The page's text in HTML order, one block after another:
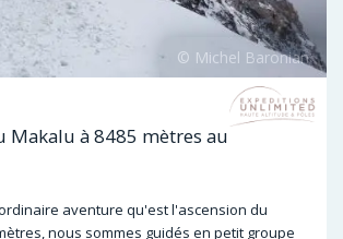
Makalu à 8485 mètres au
aventure qu'est l'ascension du
nous sommes guidés en petit groupe